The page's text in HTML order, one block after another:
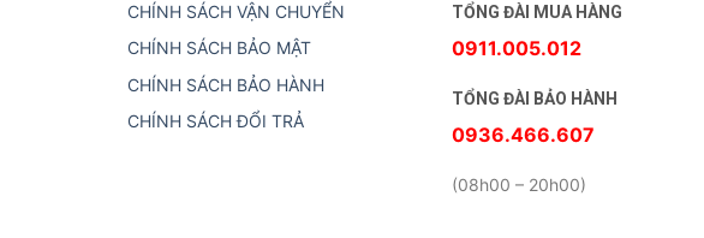
CHÍNH SÁCH VẬN CHUYỂN
CHÍNH SÁCH BẢO MẬT
CHÍNH SÁCH BẢO HÀNH
CHÍNH SÁCH ĐỔI TRẢ
TỔNG ĐÀI MUA HÀNG
0911.005.012
TỔNG ĐÀI BẢO HÀNH
0936.466.607
(08h00 – 20h00)